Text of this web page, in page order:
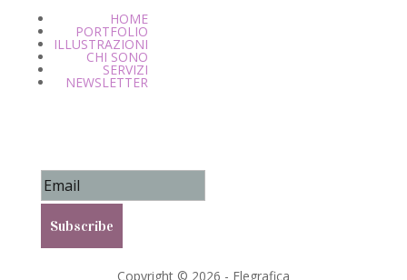
HOME
PORTFOLIO
ILLUSTRAZIONI
CHI SONO
SERVIZI
NEWSLETTER
Subscribe
Copyright © 2026 - Elegrafica